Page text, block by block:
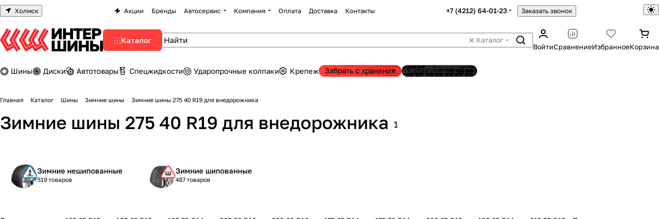
Холмск Акции Бренды Автосервис Компания Оплата Доставка Контакты +7 (4212) 64-01-23 Заказать звонок
Каталог
Каталог
ВойтиСравнениеИзбранноеКорзина
Шины Диски Автотовары Спецжидкости Ударопрочные колпаки Крепеж Забрать с хранения Калькулятор шин
Главная Каталог Шины Зимние шины Зимние шины 275 40 R19 для внедорожника
Зимние шины 275 40 R19 для внедорожника 1
Зимние нешипованные
519 товаров
Зимние шипованные
487 товаров